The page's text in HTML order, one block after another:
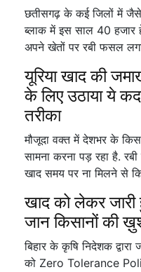
छतीसगढ़ के कई जिलों में
ब्लाक में इस साल 40 हजार
अपने खेतों पर रबी फसल
यूरिया खाद की
के लिए उठाया ये
तरीका
मौजूदा वक्त में देशभर के
सामना करना पड़ रहा है.
खाद समय पर ना मिलने से
खाद को लेकर
जान किसानों की
बिहार के कृषि निदेशक
को Zero Tolerance